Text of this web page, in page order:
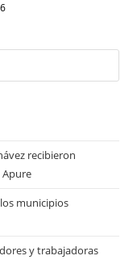
recibieron
Apure
municipios
y trabajadoras